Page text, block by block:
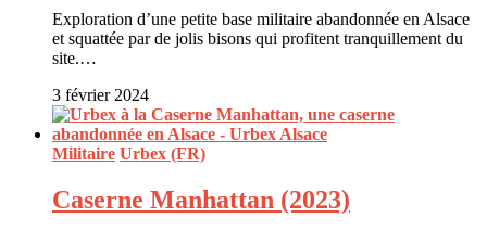
Exploration d’une petite base militaire abandonnée en Alsace
et squattée par de jolis bisons qui profitent tranquillement du
site.…
3 février 2024
Militaire Urbex (FR)
Caserne Manhattan (2023)